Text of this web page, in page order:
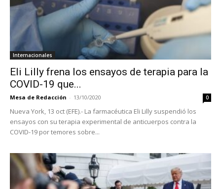
Internacionales
Eli Lilly frena los ensayos de terapia para la
COVID-19 que...
Mesa de Redacción - 13/10/2020 0
Nueva York, 13 oct (EFE).- La farmacéutica Eli Lilly suspendió los
ensayos con su terapia experimental de anticuerpos contra la
COVID-19 por temores sobre...